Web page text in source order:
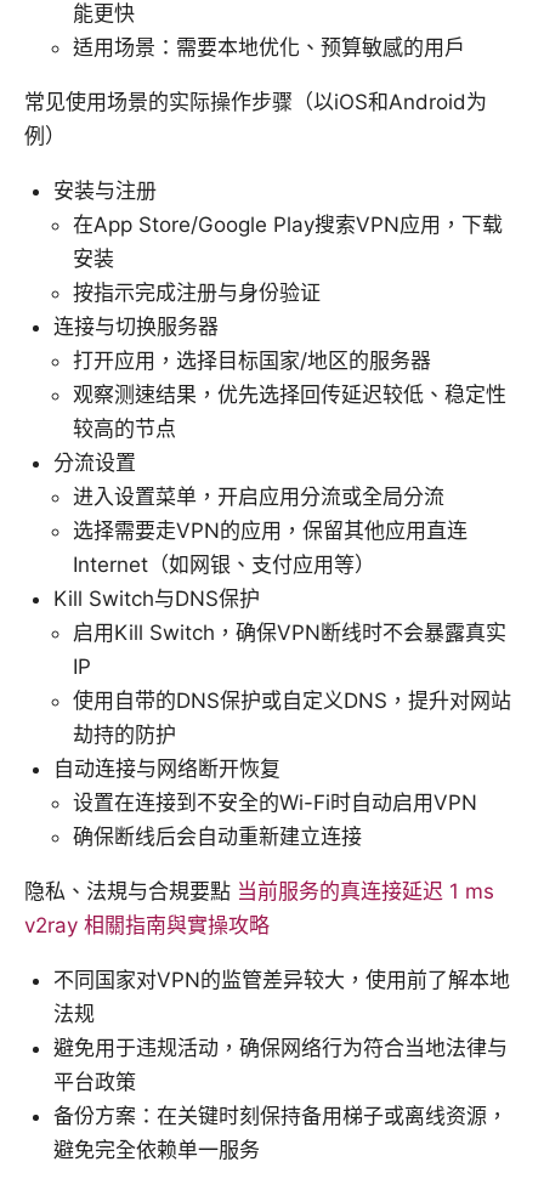
能更快
适用场景：需要本地优化、预算敏感的用户
常见使用场景的实际操作步骤（以iOS和Android为
例）
安装与注册
在App Store/Google Play搜索VPN应用，下载
安装
按指示完成注册与身份验证
连接与切换服务器
打开应用，选择目标国家/地区的服务器
观察测速结果，优先选择回传延迟较低、稳定性
较高的节点
分流设置
进入设置菜单，开启应用分流或全局分流
选择需要走VPN的应用，保留其他应用直连
Internet（如网银、支付应用等）
Kill Switch与DNS保护
启用Kill Switch，确保VPN断线时不会暴露真实
IP
使用自带的DNS保护或自定义DNS，提升对网站
劫持的防护
自动连接与网络断开恢复
设置在连接到不安全的Wi-Fi时自动启用VPN
确保断线后会自动重新建立连接
隐私、法規与合規要點 当前服务的真连接延迟 1 ms
v2ray 相關指南與實操攻略
不同国家对VPN的监管差异较大，使用前了解本地
法规
避免用于违规活动，确保网络行为符合当地法律与
平台政策
备份方案：在关键时刻保持备用梯子或离线资源，
避免完全依赖单一服务